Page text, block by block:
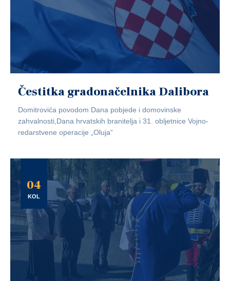
Čestitka gradonačelnika Dalibora
Domitrovića povodom Dana pobjede i domovinske
zahvalnosti,Dana hrvatskih branitelja i 31. obljetnice Vojno-
redarstvene operacije „Oluja“
04
KOL